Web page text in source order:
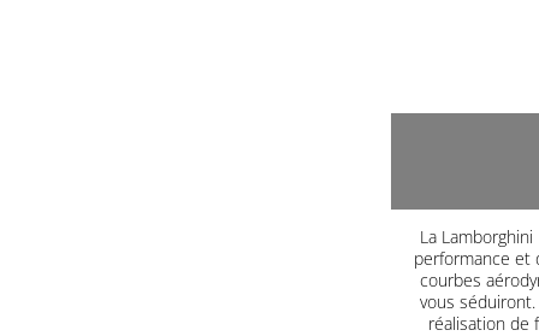
La
performance et
courbes
vous
réalisation de